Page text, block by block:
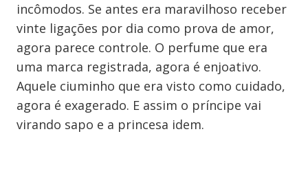
incômodos. Se antes era maravilhoso receber
vinte ligações por dia como prova de amor,
agora parece controle. O perfume que era
uma marca registrada, agora é enjoativo.
Aquele ciuminho que era visto como cuidado,
agora é exagerado. E assim o príncipe vai
virando sapo e a princesa idem.